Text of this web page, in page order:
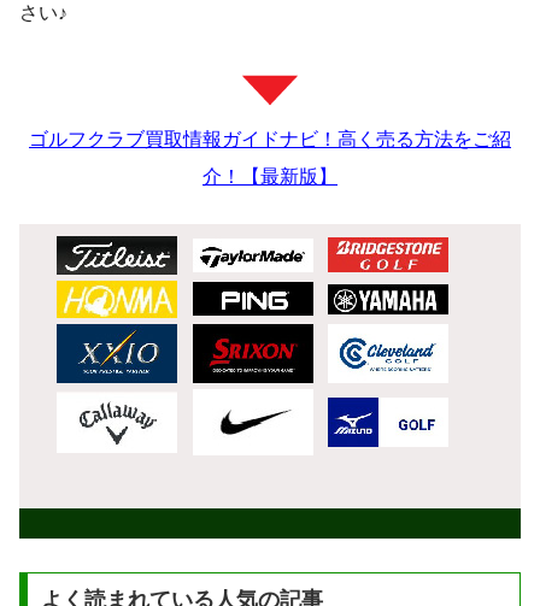
さい♪
ゴルフクラブ買取情報ガイドナビ！高く売る方法をご紹
介！【最新版】
よく読まれている人気の記事